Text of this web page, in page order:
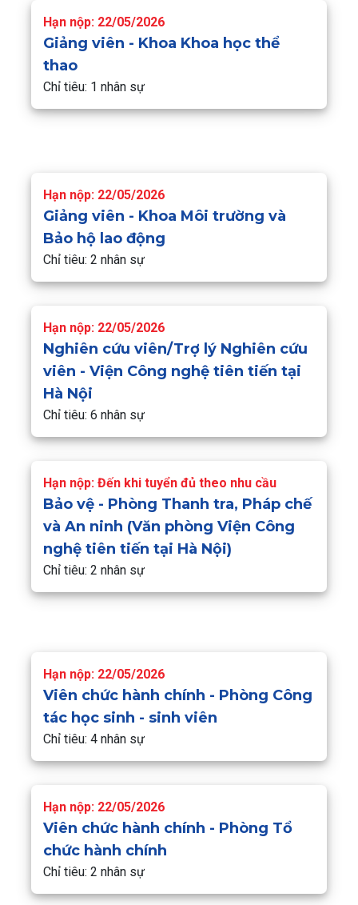
Hạn nộp: 22/05/2026
Giảng viên - Khoa Khoa học thể
thao
Chỉ tiêu: 1 nhân sự
Hạn nộp: 22/05/2026
Giảng viên - Khoa Môi trường và
Bảo hộ lao động
Chỉ tiêu: 2 nhân sự
Hạn nộp: 22/05/2026
Nghiên cứu viên/Trợ lý Nghiên cứu
viên - Viện Công nghệ tiên tiến tại
Hà Nội
Chỉ tiêu: 6 nhân sự
Hạn nộp: Đến khi tuyển đủ theo nhu cầu
Bảo vệ - Phòng Thanh tra, Pháp chế
và An ninh (Văn phòng Viện Công
nghệ tiên tiến tại Hà Nội)
Chỉ tiêu: 2 nhân sự
Hạn nộp: 22/05/2026
Viên chức hành chính - Phòng Công
tác học sinh - sinh viên
Chỉ tiêu: 4 nhân sự
Hạn nộp: 22/05/2026
Viên chức hành chính - Phòng Tổ
chức hành chính
Chỉ tiêu: 2 nhân sự